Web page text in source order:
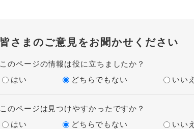
皆さまのご意見をお聞かせください
このページの情報は役に立ちましたか？
はい
どちらでもない いいえ
このページは見つけやすかったですか？
はい
どちらでもない いいえ